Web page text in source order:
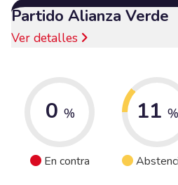
Partido Alianza Verde
Ver detalles
0 %
En contra
11 %